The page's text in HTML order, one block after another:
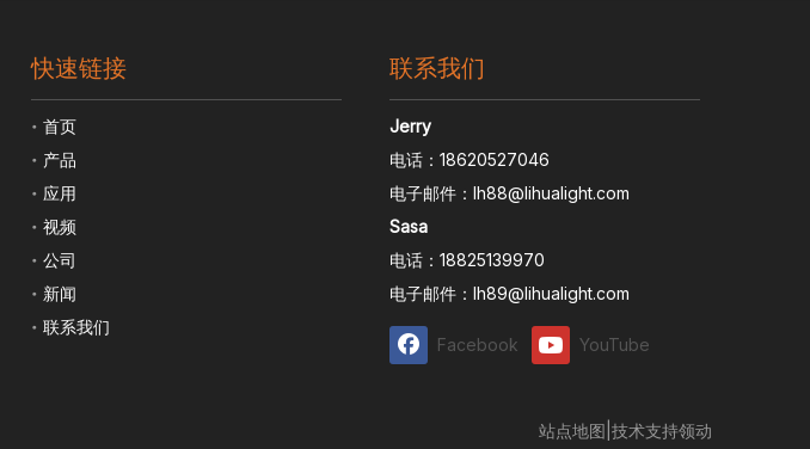
快速链接
首页
产品
应用
视频
公司
新闻
联系我们
联系我们
Jerry
电话：18620527046
电子邮件： lh88@lihualight.com
Sasa
电话：18825139970
电子邮件： lh89@lihualight.com
Facebook YouTube
站点地图 |技术支持领动